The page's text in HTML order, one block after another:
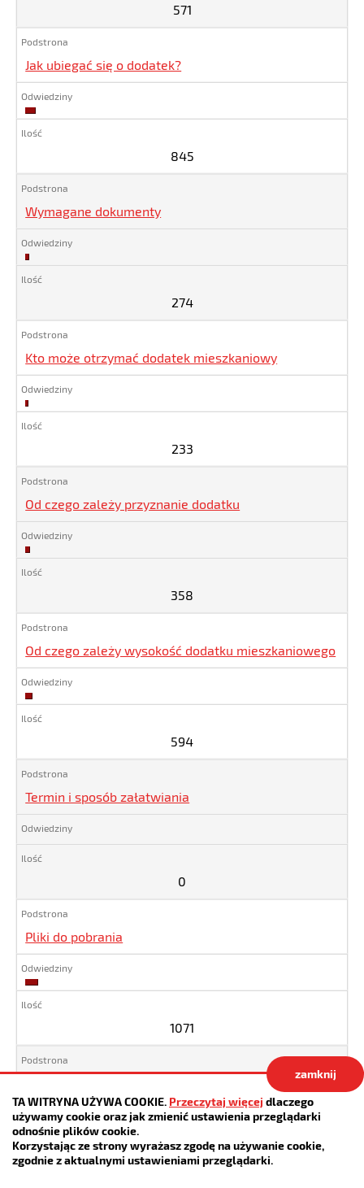
TA WITRYNA UŻYWA COOKIE. Przeczytaj więcej dlaczego
używamy cookie oraz jak zmienić ustawienia przeglądarki
odnośnie plików cookie.
Korzystając ze strony wyrażasz zgodę na używanie cookie,
zgodnie z aktualnymi ustawieniami przeglądarki.
zamknij
571
Jak ubiegać się o dodatek?
845
845
Wymagane dokumenty
274
274
Kto może otrzymać dodatek mieszkaniowy
233
233
Od czego zależy przyznanie dodatku
358
358
Od czego zależy wysokość dodatku mieszkaniowego
594
594
Termin i sposób załatwiania
0
Pliki do pobrania
1071
1071
0 CUS w Czeladzi